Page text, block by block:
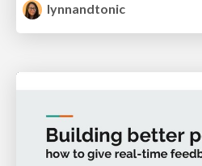
lynnandtonic